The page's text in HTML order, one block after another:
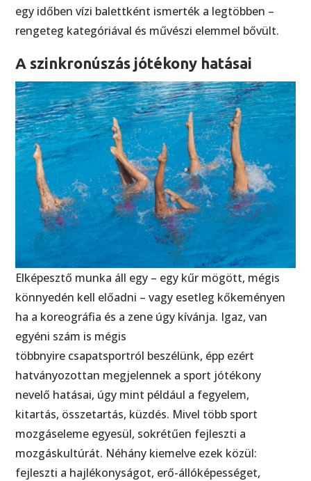
egy időben vízi balettként ismerték a legtöbben –
rengeteg kategóriával és művészi elemmel bővült.
A szinkronúszás jótékony hatásai
Elképesztő munka áll egy – egy kűr mögött, mégis
könnyedén kell előadni – vagy esetleg kőkeményen
ha a koreográfia és a zene úgy kívánja. Igaz, van
egyéni szám is mégis
többnyire csapatsportról beszélünk, épp ezért
hatványozottan megjelennek a sport jótékony
nevelő hatásai, úgy mint például a fegyelem,
kitartás, összetartás, küzdés. Mivel több sport
mozgáseleme egyesül, sokrétűen fejleszti a
mozgáskultúrát. Néhány kiemelve ezek közül:
fejleszti a hajlékonyságot, erő-állóképességet,